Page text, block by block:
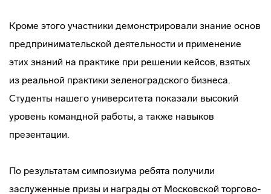
Кроме этого участники демонстрировали знание основ
предпринимательской деятельности и применение
этих знаний на практике при решении кейсов, взятых
из реальной практики зеленоградского бизнеса.
Студенты нашего университета показали высокий
уровень командной работы, а также навыков
презентации.
По результатам симпозиума ребята получили
заслуженные призы и награды от Московской торгово-